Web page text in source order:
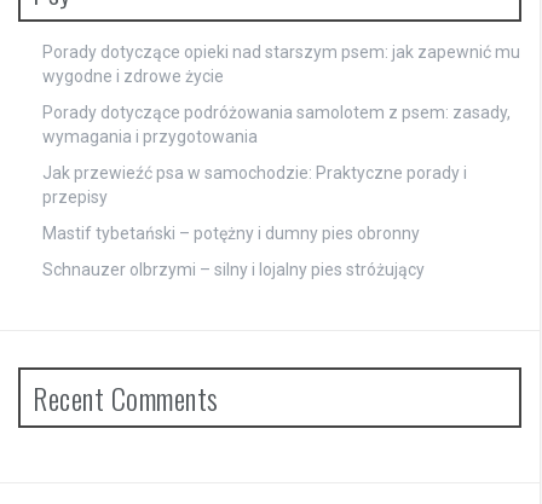
Porady dotyczące opieki nad starszym psem: jak zapewnić mu
wygodne i zdrowe życie
Porady dotyczące podróżowania samolotem z psem: zasady,
wymagania i przygotowania
Jak przewieźć psa w samochodzie: Praktyczne porady i
przepisy
Mastif tybetański – potężny i dumny pies obronny
Schnauzer olbrzymi – silny i lojalny pies stróżujący
Recent Comments